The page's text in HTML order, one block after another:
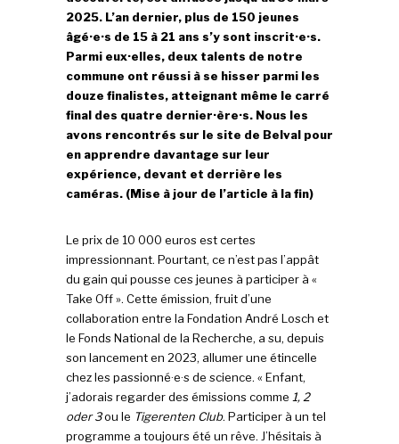
2025. L’an dernier, plus de 150 jeunes
âgé·e·s de 15 à 21 ans s’y sont inscrit·e·s.
Parmi eux·elles, deux talents de notre
commune ont réussi à se hisser parmi les
douze finalistes, atteignant même le carré
final des quatre dernier·ère·s. Nous les
avons rencontrés sur le site de Belval pour
en apprendre davantage sur leur
expérience, devant et derrière les
caméras. (Mise à jour de l’article à la fin)
Le prix de 10 000 euros est certes
impressionnant. Pourtant, ce n’est pas l’appât
du gain qui pousse ces jeunes à participer à «
Take Off ». Cette émission, fruit d’une
collaboration entre la Fondation André Losch et
le Fonds National de la Recherche, a su, depuis
son lancement en 2023, allumer une étincelle
chez les passionné·e·s de science. « Enfant,
j’adorais regarder des émissions comme 1, 2
oder 3ou le Tigerenten Club. Participer à un tel
programme a toujours été un rêve. J’hésitais à